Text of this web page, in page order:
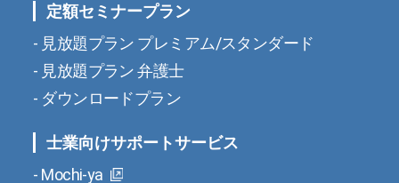
定額セミナープラン
見放題プラン プレミアム/スタンダード
見放題プラン 弁護士
ダウンロードプラン
士業向けサポートサービス
Mochi-ya